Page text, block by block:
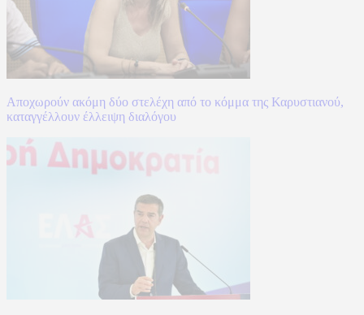
Αποχωρούν ακόμη δύο στελέχη από το κόμμα της Καρυστιανού,
καταγγέλλουν έλλειψη διαλόγου